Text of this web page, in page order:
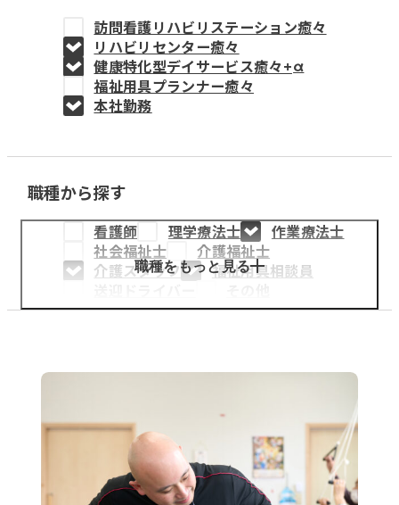
教育事業
姫路中央こども園
姫路中央保育園
採用情報
医療・介護事業
募集職種
ENTRY 079-
(
訪問看護リハビリステーション癒々
リハビリセンター癒々
健康特化型デイサービス癒々+α
福祉用具プランナー癒々
本社勤務
職種から探す
看護師 理学療法士
作業療法士
社会福祉士
介護福祉士
介護スタッフ
福祉用具相談員
職種をもっと見る